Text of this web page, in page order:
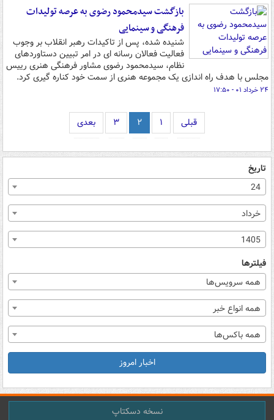
بازگشت سیدمحمود رضوی به عرصه تولیدات
فرهنگی و سینمایی
شنیده شده، پس از تاکیدات رهبر انقلاب بر وجوب
فعالیت فعالان رسانه ای در امر تبیین دستاوردهای
نظام، سیدمحمود رضوی مشاور فرهنگی هنری رییس
مجلس با هدف راه اندازی یک مجموعه هنری از سمت خود کناره گیری کرد.
۲۴ خرداد ۰۱ - ۱۷:۵۰
قبلی ۱ ۲ ۳ بعدی
تاریخ
24
خرداد
1405
فیلترها
همه سرویس‌ها
همه انواع خبر
همه باکس‌ها
اخبار امروز
نسخه دسکتاپ